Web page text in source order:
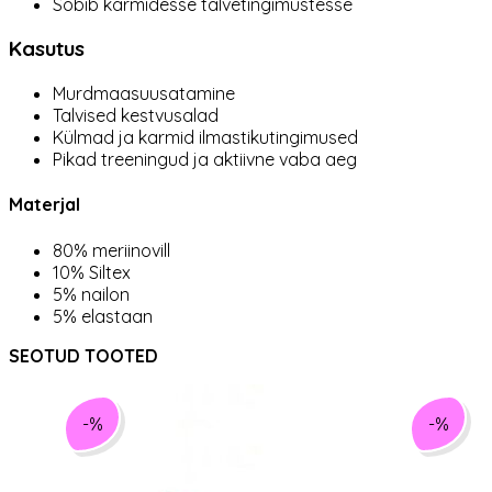
Kasutus
Murdmaasuusatamine
Talvised kestvusalad
Külmad ja karmid ilmastikutingimused
Pikad treeningud ja aktiivne vaba aeg
Materjal
80% meriinovill
10% Siltex
5% nailon
5% elastaan
SEOTUD TOOTED
-% -%